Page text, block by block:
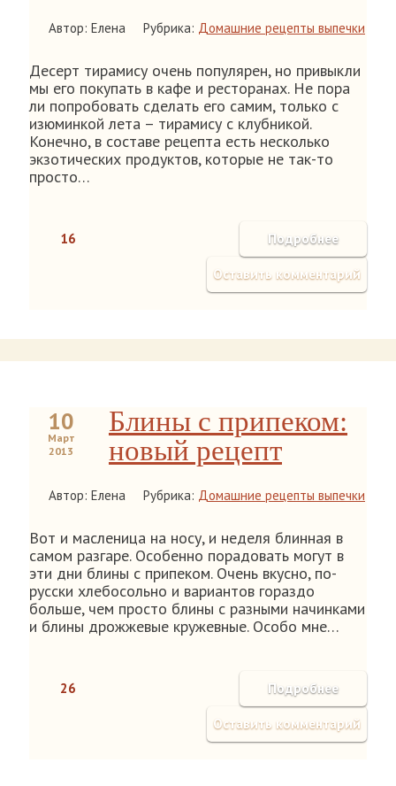
Автор: Елена Рубрика: Домашние рецепты выпечки
Десерт тирамису очень популярен, но привыкли
мы его покупать в кафе и ресторанах. Не пора
ли попробовать сделать его самим, только с
изюминкой лета – тирамису с клубникой.
Конечно, в составе рецепта есть несколько
экзотических продуктов, которые не так-то
просто…
16 Подробнее
Оставить комментарий
10
Март
2013
Блины с припеком:
новый рецепт
Автор: Елена Рубрика: Домашние рецепты выпечки
Вот и масленица на носу, и неделя блинная в
самом разгаре. Особенно порадовать могут в
эти дни блины с припеком. Очень вкусно, по-
русски хлебосольно и вариантов гораздо
больше, чем просто блины с разными начинками
и блины дрожжевые кружевные. Особо мне…
26 Подробнее
Оставить комментарий